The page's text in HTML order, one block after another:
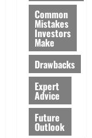
Common
Mistakes
Investors
Make
Drawbacks
Expert
Advice
Future
Outlook